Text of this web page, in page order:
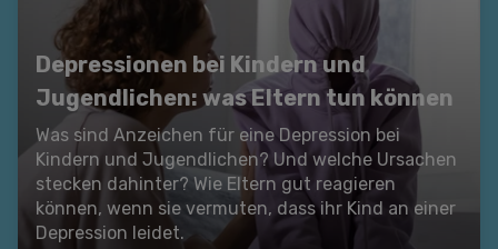
Depressionen bei Kindern und
Jugendlichen: was Eltern tun können
Was sind Anzeichen für eine Depression bei
Kindern und Jugendlichen? Und welche Ursachen
stecken dahinter? Wie Eltern gut reagieren
können, wenn sie vermuten, dass ihr Kind an einer
Depression leidet.